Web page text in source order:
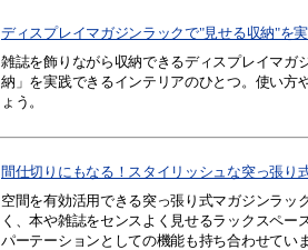
ディスプレイマガジンラックで"見せる収納"を
雑誌を飾りながら収納できるディスプレイマガ
納」を実践できるインテリアのひとつ。使い方
ょう。
間仕切りにもなる！スタイリッシュな突っ張り
空間を有効活用できる突っ張り式マガジンラッ
く、本や雑誌をセンスよく見せるラックスペー
パーテーションとしての機能も持ち合わせていま